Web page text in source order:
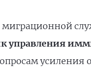
управления
усиления